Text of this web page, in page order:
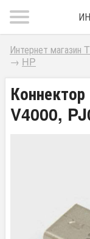
Интернет магазин
→ HP
V4000,